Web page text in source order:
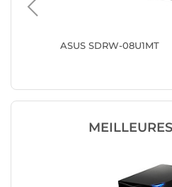
ASUS SDRW-08U1MT